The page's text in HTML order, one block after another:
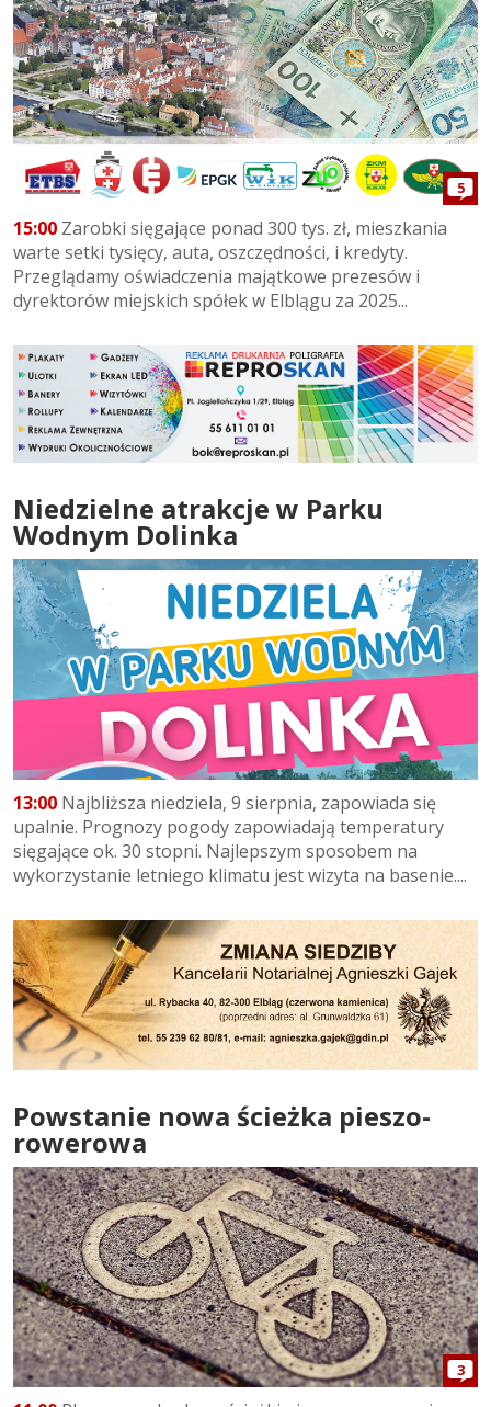
5
15:00 Zarobki sięgające ponad 300 tys. zł, mieszkania
warte setki tysięcy, auta, oszczędności, i kredyty.
Przeglądamy oświadczenia majątkowe prezesów i
dyrektorów miejskich spółek w Elblągu za 2025...
Niedzielne atrakcje w Parku
Wodnym Dolinka
13:00 Najbliższa niedziela, 9 sierpnia, zapowiada się
upalnie. Prognozy pogody zapowiadają temperatury
sięgające ok. 30 stopni. Najlepszym sposobem na
wykorzystanie letniego klimatu jest wizyta na basenie....
Powstanie nowa ścieżka pieszo-
rowerowa
3